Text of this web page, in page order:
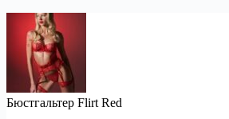
Бюстгальтер Flirt Red